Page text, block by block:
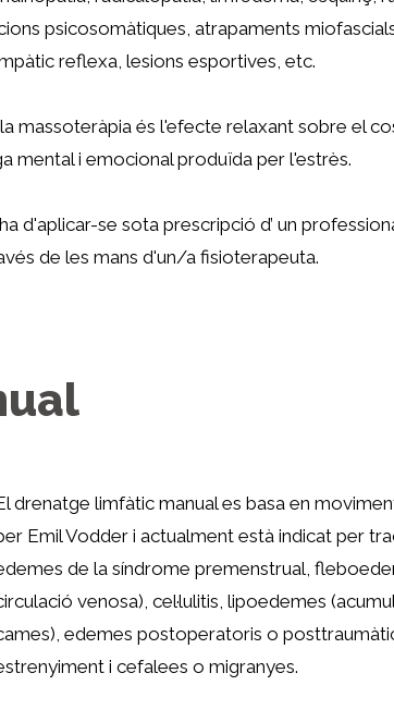
psicosomàtiques, atrapaments
reflexa, lesions esportives, etc.
massoteràpia és l'efecte relaxant sobre el
mental i emocional produïda per l'estrès.
d'aplicar-se sota prescripció d’ un
de les mans d'un/a fisioterapeuta.
drenatge limfàtic manual es basa en
Emil Vodder i actualment està indicat per
de la síndrome premenstrual,
venosa), cel·lulitis, lipoedemes
edemes postoperatoris o
i cefalees o migranyes.